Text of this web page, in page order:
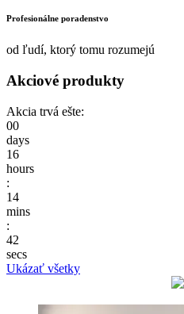
Profesionálne poradenstvo
od ľudí, ktorý tomu rozumejú
Akciové produkty
Akcia trvá ešte:
00
days
16
hours
:
14
mins
:
42
secs
Ukázať všetky